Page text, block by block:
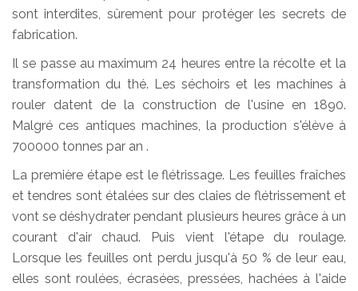
sont interdites, sûrement pour protéger les secrets de
fabrication.
Il se passe au maximum 24 heures entre la récolte et la
transformation du thé. Les séchoirs et les machines à
rouler datent de la construction de l'usine en 1890.
Malgré ces antiques machines, la production s'élève à
700000 tonnes par an .
La première étape est le flétrissage. Les feuilles fraîches
et tendres sont étalées sur des claies de flétrissement et
vont se déshydrater pendant plusieurs heures grâce à un
courant d'air chaud. Puis vient l'étape du roulage.
Lorsque les feuilles ont perdu jusqu'à 50 % de leur eau,
elles sont roulées, écrasées, pressées, hachées à l'aide